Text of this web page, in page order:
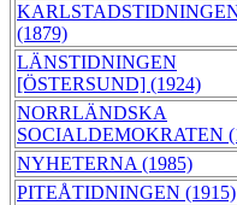
(1879)
LÄNSTIDNINGEN
[ÖSTERSUND] (1924)
NORRLÄNDSKA
SOCIALDEMOKRATEN
NYHETERNA (1985)
PITEÅTIDNINGEN (1915)